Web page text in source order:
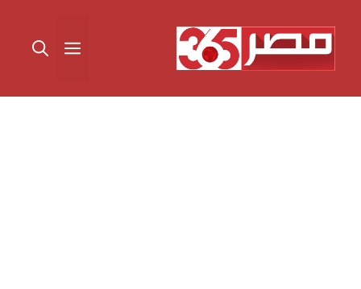
المحتوى القائمة